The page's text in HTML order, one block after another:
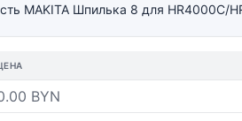
MAKITA Шпилька 8 для HR4000C/
BYN